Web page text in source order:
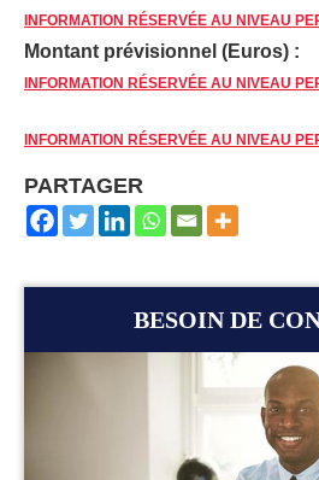
INFORMATION RÉSERVÉE AU NIVEAU
Montant prévisionnel (Euros) :
INFORMATION RÉSERVÉE AU NIVEAU
INFORMATION RÉSERVÉE AU NIVEAU
PARTAGER
BESOIN DE